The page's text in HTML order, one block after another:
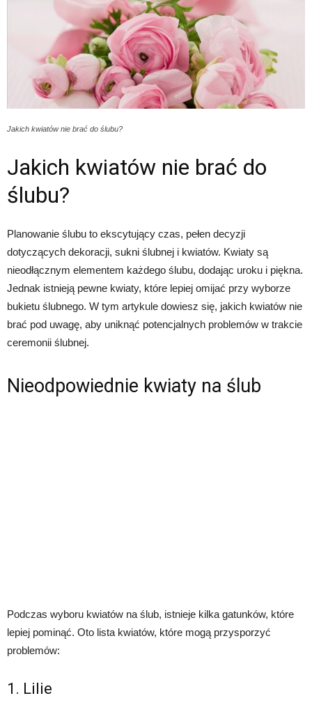
Jakich kwiatów nie brać do ślubu?
Jakich kwiatów nie brać do
ślubu?
Planowanie ślubu to ekscytujący czas, pełen decyzji
dotyczących dekoracji, sukni ślubnej i kwiatów. Kwiaty są
nieodłącznym elementem każdego ślubu, dodając uroku i piękna.
Jednak istnieją pewne kwiaty, które lepiej omijać przy wyborze
bukietu ślubnego. W tym artykule dowiesz się, jakich kwiatów nie
brać pod uwagę, aby uniknąć potencjalnych problemów w trakcie
ceremonii ślubnej.
Nieodpowiednie kwiaty na ślub
Podczas wyboru kwiatów na ślub, istnieje kilka gatunków, które
lepiej pominąć. Oto lista kwiatów, które mogą przysporzyć
problemów:
1. Lilie